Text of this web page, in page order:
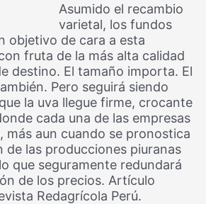
Asumido el recambio
varietal, los fundos
objetivo de cara a esta
fruta de la más alta calidad
destino. El tamaño importa. El
Pero seguirá siendo
la uva llegue firme, crocante
cada una de las empresas
más aun cuando se pronostica
de las producciones piuranas
que seguramente redundará
de los precios. Artículo
Redagrícola Perú.